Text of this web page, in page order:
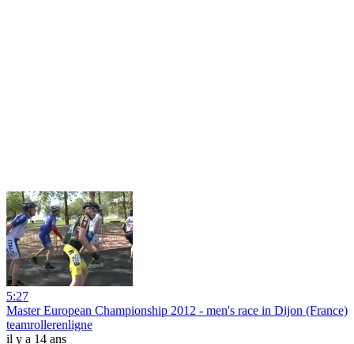
5:27
Master European Championship 2012 - men's race in Dijon (France)
teamrollerenligne
il y a 14 ans